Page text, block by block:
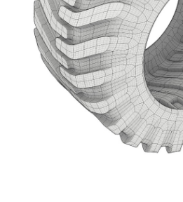
&SUbD创建宽轮胎的例子吧！
扫描二维码继续阅读